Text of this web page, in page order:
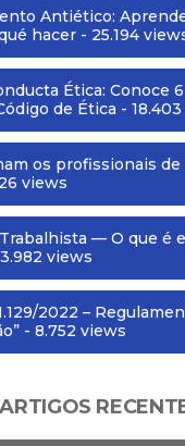
Antiético:
hacer - 25.194
Ética: Conoce
de Ética -
os profissionais
views
— O que é
views
2022 –
- 8.752 views
ARTIGOS